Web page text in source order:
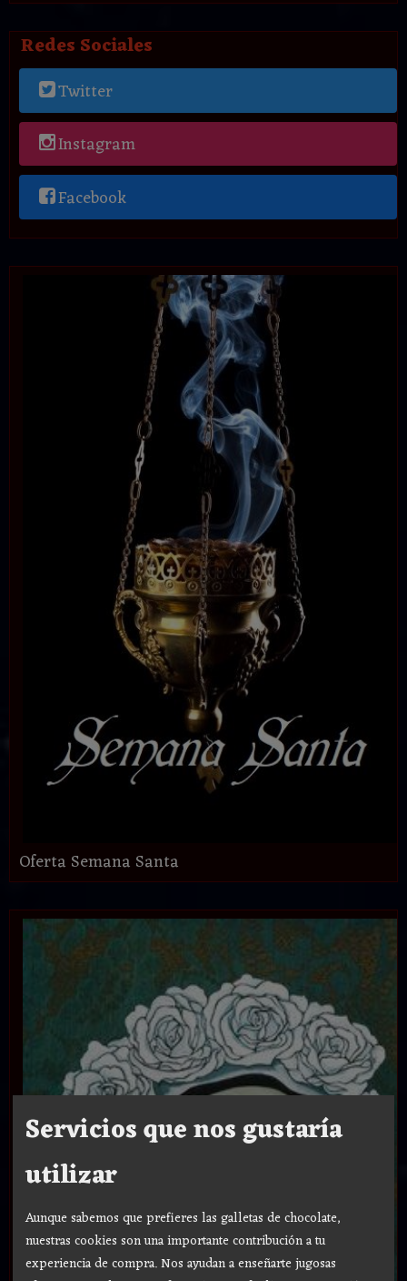
Redes Sociales
Twitter
Instagram
Facebook
Oferta Semana Santa
Servicios que nos gustaría
utilizar
Aunque sabemos que prefieres las galletas de chocolate,
nuestras cookies son una importante contribución a tu
experiencia de compra. Nos ayudan a enseñarte jugosas